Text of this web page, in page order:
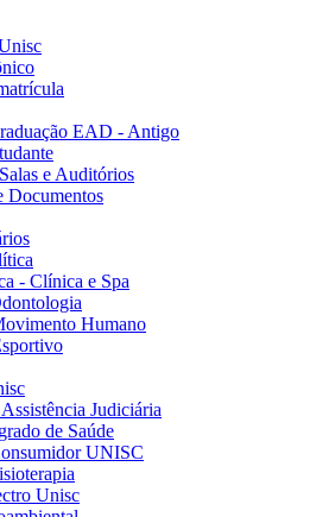
EAD - Antigo
e Auditórios
Documentos
- Clínica e Spa
Humano
Judiciária
de Saúde
UNISC
Unisc